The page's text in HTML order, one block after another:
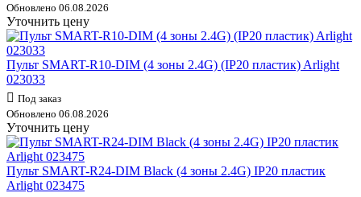
Обновлено 06.08.2026
Уточнить цену
Пульт SMART-R10-DIM (4 зоны 2.4G) (IP20 пластик) Arlight
023033
Под заказ
Обновлено 06.08.2026
Уточнить цену
Пульт SMART-R24-DIM Black (4 зоны 2.4G) IP20 пластик
Arlight 023475